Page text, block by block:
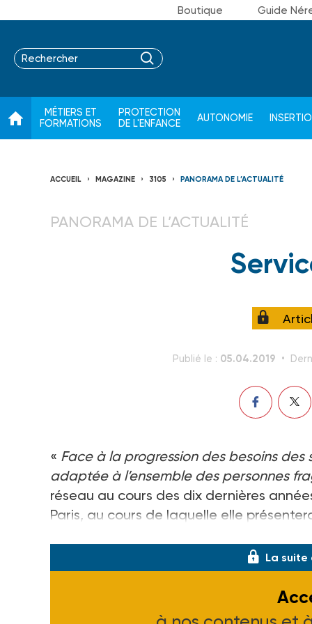
Boutique Guide
MÉTIERS ET
FORMATIONS
PROTECTION
DE L'ENFANCE
AUTONOMIE
ACCUEIL MAGAZINE 3105 PANORAMA DE L’ACTUALITÉ
PANORAMA DE L’ACTUALITÉ
Publié le : 05.04.2019
« Face à la progression des besoins
adaptée à l’ensemble des personnes
réseau au cours des dix dernières
Paris, au cours de laquelle elle
La suite